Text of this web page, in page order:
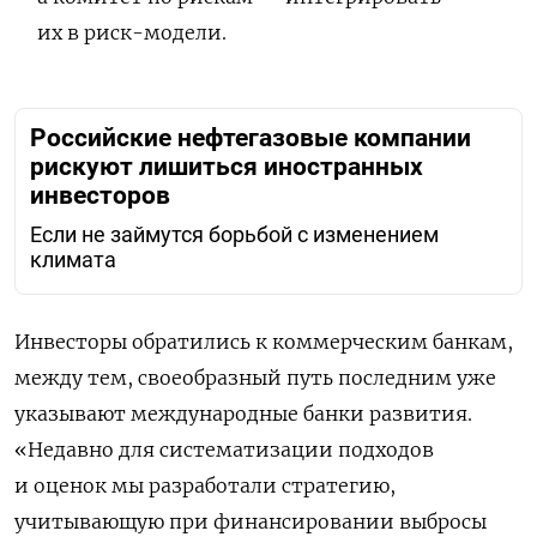
их в риск-модели.
Российские нефтегазовые компании
рискуют лишиться иностранных
инвесторов
Если не займутся борьбой с изменением
климата
Инвесторы обратились к коммерческим банкам,
между тем, своеобразный путь последним уже
указывают международные банки развития.
«Недавно для систематизации подходов
и оценок мы разработали стратегию,
учитывающую при финансировании выбросы